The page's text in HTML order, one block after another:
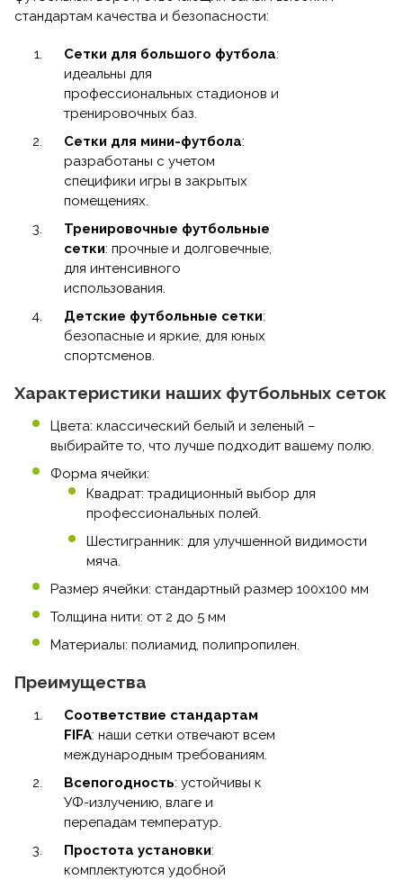
стандартам качества и безопасности:
Сетки для большого футбола:
идеальны для
профессиональных стадионов и
тренировочных баз.
Сетки для мини-футбола:
разработаны с учетом
специфики игры в закрытых
помещениях.
Тренировочные футбольные
сетки: прочные и долговечные,
для интенсивного
использования.
Детские футбольные сетки:
безопасные и яркие, для юных
спортсменов.
Характеристики наших футбольных сеток
Цвета: классический белый и зеленый –
выбирайте то, что лучше подходит вашему полю.
Форма ячейки:
Квадрат: традиционный выбор для
профессиональных полей.
Шестигранник: для улучшенной видимости
мяча.
Размер ячейки: стандартный размер 100х100 мм
Толщина нити: от 2 до 5 мм
Материалы: полиамид, полипропилен.
Преимущества
Соответствие стандартам
FIFA: наши сетки отвечают всем
международным требованиям.
Всепогодность: устойчивы к
УФ-излучению, влаге и
перепадам температур.
Простота установки:
комплектуются удобной